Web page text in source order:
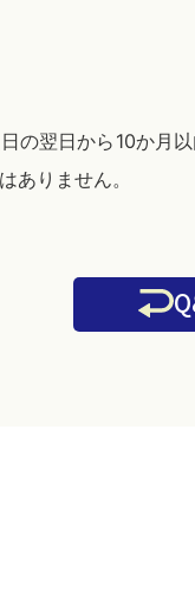
の翌日から10か月
ありません。